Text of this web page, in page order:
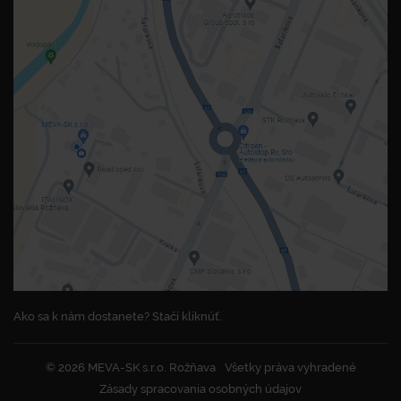
Ako sa k nám dostanete? Stačí kliknúť.
© 2026 MEVA-SK s.r.o. Rožňava
Všetky práva vyhradené
Zásady spracovania osobných údajov